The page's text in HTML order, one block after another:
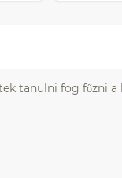
tanulni fog főzni a